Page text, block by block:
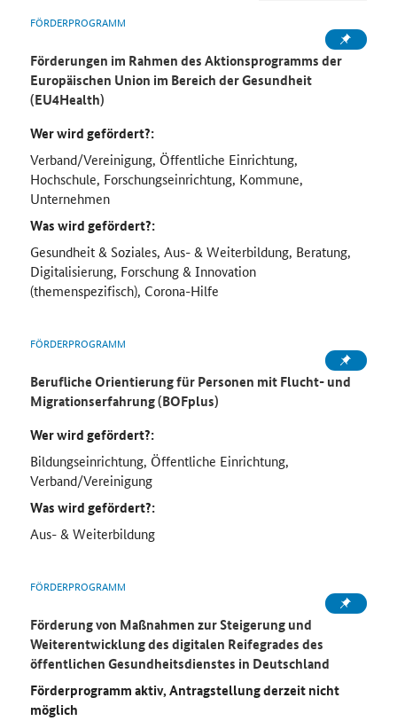
FÖRDERPROGRAMM
Förderungen im Rahmen des Aktionsprogramms der
Europäischen Union im Bereich der Gesundheit
(EU4Health)
Wer wird gefördert?:
Verband/Vereinigung, Öffentliche Einrichtung,
Hochschule, Forschungseinrichtung, Kommune,
Unternehmen
Was wird gefördert?:
Gesundheit & Soziales, Aus- & Weiterbildung, Beratung,
Digitalisierung, Forschung & Innovation
(themenspezifisch), Corona-Hilfe
FÖRDERPROGRAMM
Berufliche Orientierung für Personen mit Flucht- und
Migrationserfahrung (BOFplus)
Wer wird gefördert?:
Bildungseinrichtung, Öffentliche Einrichtung,
Verband/Vereinigung
Was wird gefördert?:
Aus- & Weiterbildung
FÖRDERPROGRAMM
Förderung von Maßnahmen zur Steigerung und
Weiterentwicklung des digitalen Reifegrades des
öffentlichen Gesundheitsdienstes in Deutschland
Förderprogramm aktiv, Antragstellung derzeit nicht
möglich